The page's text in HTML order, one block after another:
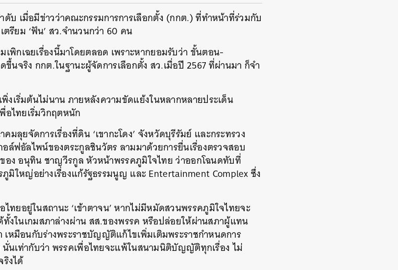
ดับ เมื่อมีข่าวว่าคณะกรรมการการเลือกตั้ง (กกต.) ที่ทำหน้าที่ร่วมกับ
รียม ‘ฟัน’ สว.จำนวนกว่า 60 คน
พิกเฉยเรื่องนี้มาโดยตลอด เพราะหากยอมรับว่า ขั้นตอน-
ขึ้นจริง กกต.ในฐานะผู้จัดการเลือกตั้ง สว.เมื่อปี 2567 ที่ผ่านมา ก็จำ
พิ่งเริ่มต้นไม่นาน ภายหลังความขัดแย้งในหลากหลายประเด็น
อไทยเริ่มวิกฤตหนัก
ลุยจัดการเรื่องที่ดิน ‘เขากะโดง’ จังหวัดบุรีรัมย์ และกระทรวง
ล์ฟอัลไพน์ของตระกูลชินวัตร ลามมาด้วยการยื่นเรื่องตรวจสอบ
ง อนุทิน ชาญวีรกูล หัวหน้าพรรคภูมิใจไทย ว่าออกโฉนดทับที่
มิใหญ่อย่างเรื่องแก้รัฐธรรมนูญ และ Entertainment Complex ซึ่ง
ทยอยู่ในสถานะ ‘เข้าตาจน’ หากไม่มีหมัดสวนพรรคภูมิใจไทยจะ
งในเกมสภาล่างผ่าน สส.ของพรรค หรือปล่อยให้ผ่านสภาผู้แทน
หมือนกับร่างพระราชบัญญัติแก้ไขเพิ่มเติมพระราชกำหนดการ
นเท่ากับว่า พรรคเพื่อไทยจะแพ้ในสนามนิติบัญญัติทุกเรื่อง ไม่
งได้